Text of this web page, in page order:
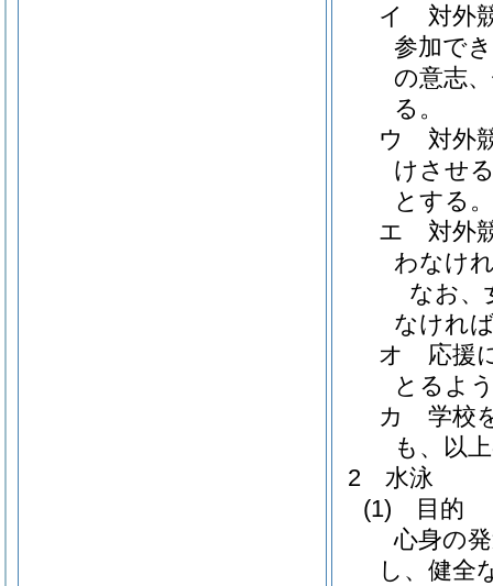
イ 対外
参加で
の意志
る。
ウ 対外
けさせ
とする。
エ 対外
わなけ
なお、
なけれ
オ 応援
とるよ
カ 学校
も、以
2 水泳
(1) 目的
心身の
し、健全